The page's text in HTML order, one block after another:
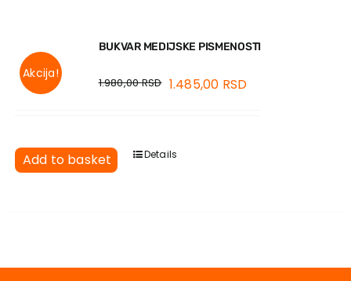
Akcija!
BUKVAR MEDIJSKE PISMENOSTI
1.980,00RSD 1.485,00 RSD
Add to basket Details